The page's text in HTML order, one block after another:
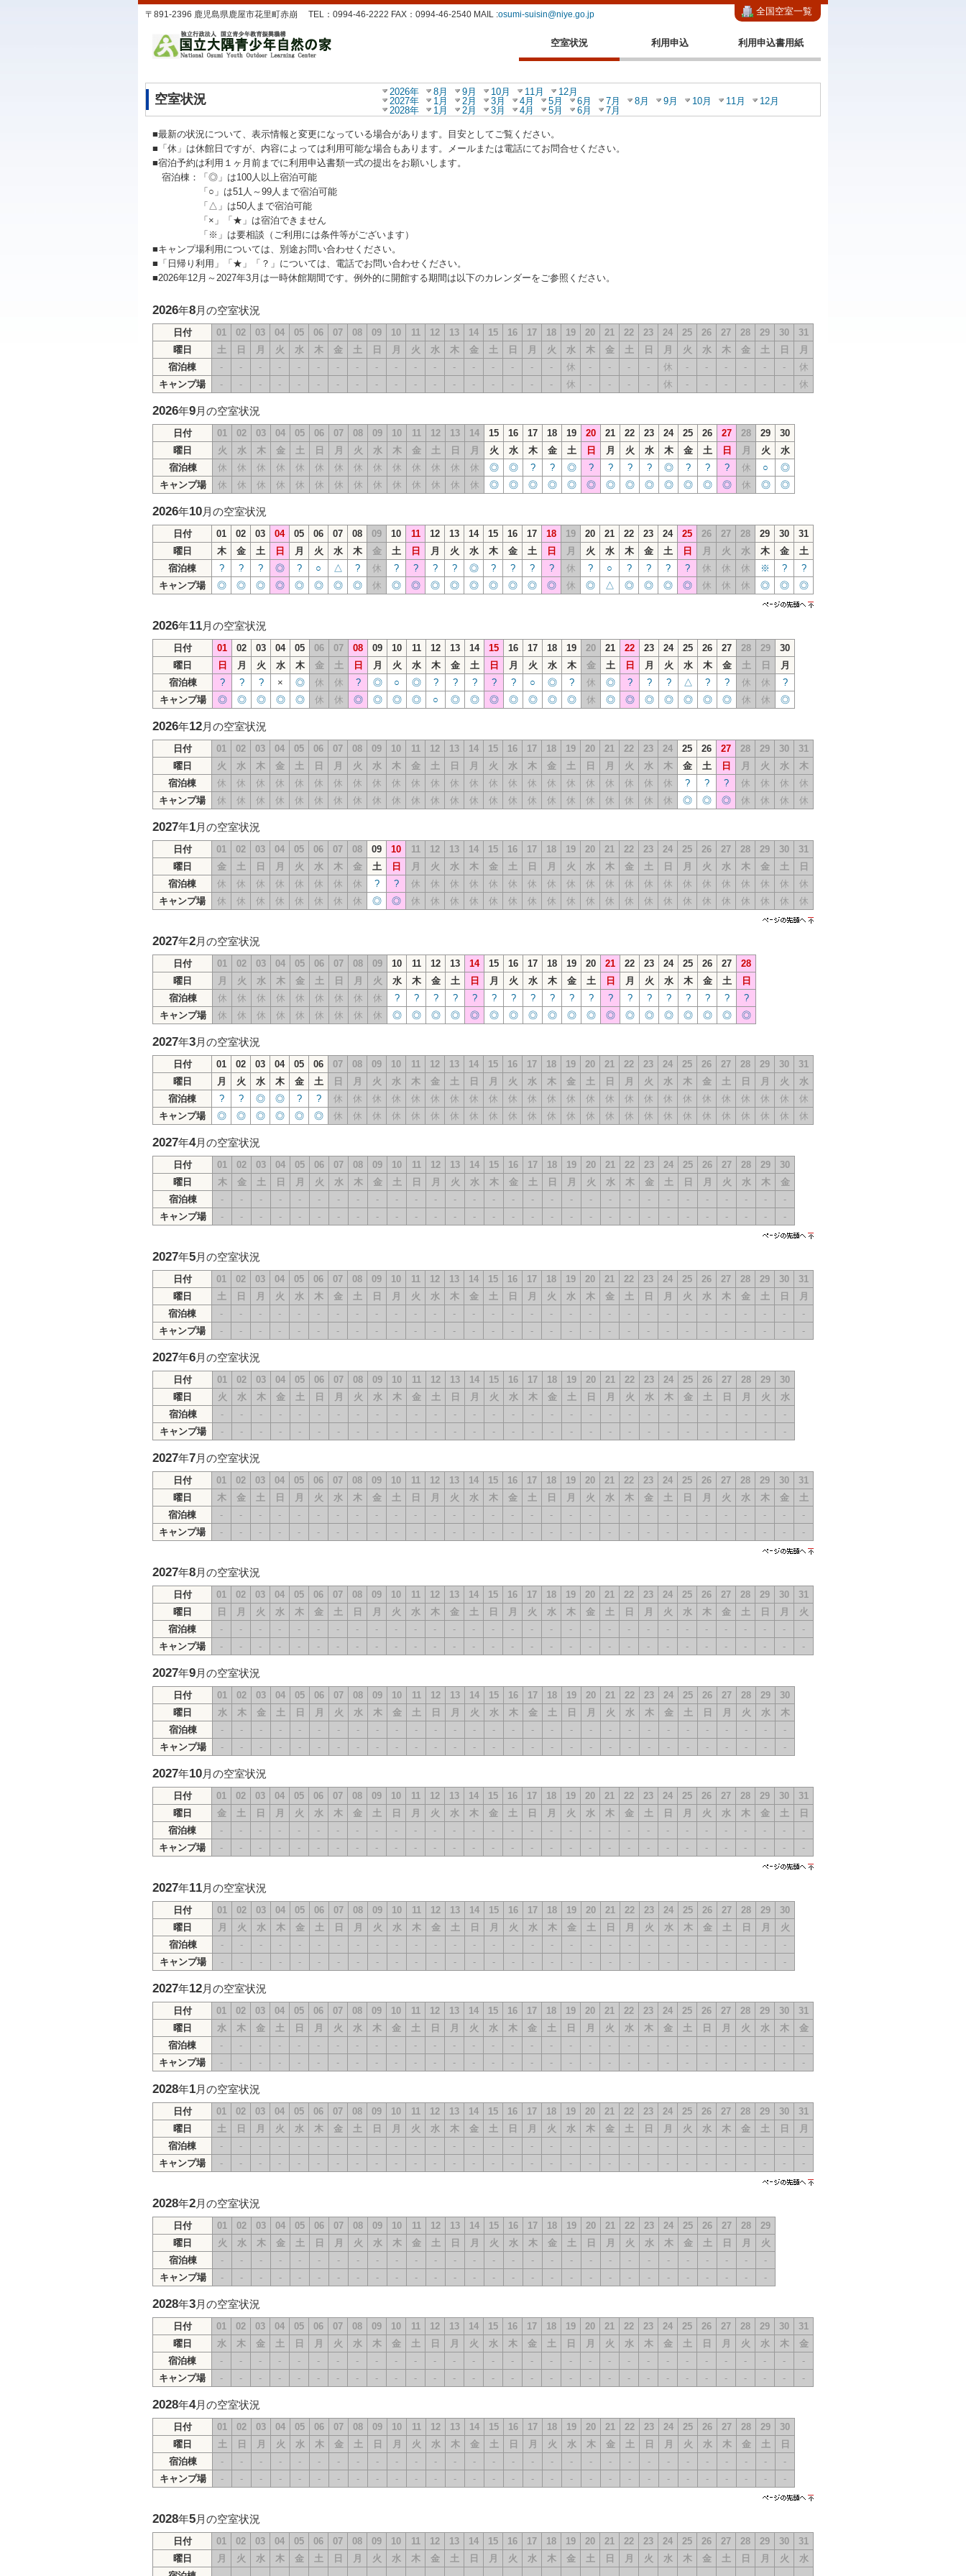
全国空室一覧
〒891-2396 鹿児島県鹿屋市花里町赤崩 TEL：0994-46-2222 FAX：0994-46-2540 MAIL :osumi-suisin@niye.go.jp
空室状況 利用申込 利用申込書用紙
空室状況
2026年 8月 9月 10月 11月
12月
2027年
1月 2月 3月 4月 5月 6月 7月 8月 9月 10月 11月
12月
2028年
1月 2月 3月 4月 5月 6月 7月
■最新の状況について、表示情報と変更になっている場合があります。目安としてご覧ください。
■「休」は休館日ですが、内容によっては利用可能な場合もあります。メールまたは電話にてお問合せください。
■宿泊予約は利用１ヶ月前までに利用申込書類一式の提出をお願いします。
宿泊棟：「◎」は100人以上宿泊可能
「○」は51人～99人まで宿泊可能
「△」は50人まで宿泊可能
「×」「★」は宿泊できません
「※」は要相談（ご利用には条件等がございます）
■キャンプ場利用については、別途お問い合わせください。
■「日帰り利用」「★」「？」については、電話でお問い合わせください。
■2026年12月～2027年3月は一時休館期間です。例外的に開館する期間は以下のカレンダーをご参照ください。
2026年8月の空室状況
日付 01 02 03 04 05 06 07 08 09 10 11 12 13 14 15 16 17 18 19 20 21 22 23 24 25 26 27 28 29 30
31
曜日
土 日 月 火 水 木 金 土 日 月 火 水 木 金 土 日 月 火 水 木 金 土 日 月 火 水 木 金 土 日
月
宿泊棟
- - - - - - - - - - - - - - - - - - 休 - - - - 休 - - - - - -
休
キャンプ場
- - - - - - - - - - - - - - - - - - 休 - - - - 休 - - - - - - 休
2026年9月の空室状況
日付 01 02 03 04 05 06 07 08 09 10 11 12 13 14 15 16 17 18 19 20 21 22 23 24 25 26 27 28 29
30
曜日
火 水 木 金 土 日 月 火 水 木 金 土 日 月 火 水 木 金 土 日 月 火 水 木 金 土 日 月 火
水
宿泊棟
休 休 休 休 休 休 休 休 休 休 休 休 休 休 ◎ ◎ ? ? ◎ ? ? ? ? ◎ ? ? ? 休 ○
◎
キャンプ場
休 休 休 休 休 休 休 休 休 休 休 休 休 休 ◎ ◎ ◎ ◎ ◎ ◎ ◎ ◎ ◎ ◎ ◎ ◎ ◎ 休 ◎ ◎
2026年10月の空室状況
日付 01 02 03 04 05 06 07 08 09 10 11 12 13 14 15 16 17 18 19 20 21 22 23 24 25 26 27 28 29 30
31
曜日
木 金 土 日 月 火 水 木 金 土 日 月 火 水 木 金 土 日 月 火 水 木 金 土 日 月 火 水 木 金
土
宿泊棟
? ? ? ◎ ? ○ △ ? 休 ? ? ? ? ◎ ? ? ? ? 休 ? ○ ? ? ? ? 休 休 休 ※ ?
?
キャンプ場
◎ ◎ ◎ ◎ ◎ ◎ ◎ ◎ 休 ◎ ◎ ◎ ◎ ◎ ◎ ◎ ◎ ◎ 休 ◎ △ ◎ ◎ ◎ ◎ 休 休 休 ◎ ◎ ◎
2026年11月の空室状況
日付 01 02 03 04 05 06 07 08 09 10 11 12 13 14 15 16 17 18 19 20 21 22 23 24 25 26 27 28 29
30
曜日
日 月 火 水 木 金 土 日 月 火 水 木 金 土 日 月 火 水 木 金 土 日 月 火 水 木 金 土 日
月
宿泊棟
? ? ? × ◎ 休 休 ? ◎ ○ ◎ ? ? ? ? ? ○ ◎ ? 休 ◎ ? ? ? △ ? ? 休 休
?
キャンプ場
◎ ◎ ◎ ◎ ◎ 休 休 ◎ ◎ ◎ ◎ ○ ◎ ◎ ◎ ◎ ◎ ◎ ◎ 休 ◎ ◎ ◎ ◎ ◎ ◎ ◎ 休 休 ◎
2026年12月の空室状況
日付 01 02 03 04 05 06 07 08 09 10 11 12 13 14 15 16 17 18 19 20 21 22 23 24 25 26 27 28 29 30
31
曜日
火 水 木 金 土 日 月 火 水 木 金 土 日 月 火 水 木 金 土 日 月 火 水 木 金 土 日 月 火 水
木
宿泊棟
休 休 休 休 休 休 休 休 休 休 休 休 休 休 休 休 休 休 休 休 休 休 休 休 ? ? ? 休 休 休
休
キャンプ場
休 休 休 休 休 休 休 休 休 休 休 休 休 休 休 休 休 休 休 休 休 休 休 休 ◎ ◎ ◎ 休 休 休 休
2027年1月の空室状況
日付 01 02 03 04 05 06 07 08 09 10 11 12 13 14 15 16 17 18 19 20 21 22 23 24 25 26 27 28 29 30
31
曜日
金 土 日 月 火 水 木 金 土 日 月 火 水 木 金 土 日 月 火 水 木 金 土 日 月 火 水 木 金 土
日
宿泊棟
休 休 休 休 休 休 休 休 ? ? 休 休 休 休 休 休 休 休 休 休 休 休 休 休 休 休 休 休 休 休
休
キャンプ場
休 休 休 休 休 休 休 休 ◎ ◎ 休 休 休 休 休 休 休 休 休 休 休 休 休 休 休 休 休 休 休 休 休
2027年2月の空室状況
日付 01 02 03 04 05 06 07 08 09 10 11 12 13 14 15 16 17 18 19 20 21 22 23 24 25 26 27
28
曜日
月 火 水 木 金 土 日 月 火 水 木 金 土 日 月 火 水 木 金 土 日 月 火 水 木 金 土
日
宿泊棟
休 休 休 休 休 休 休 休 休 ? ? ? ? ? ? ? ? ? ? ? ? ? ? ? ? ? ?
?
キャンプ場
休 休 休 休 休 休 休 休 休 ◎ ◎ ◎ ◎ ◎ ◎ ◎ ◎ ◎ ◎ ◎ ◎ ◎ ◎ ◎ ◎ ◎ ◎ ◎
2027年3月の空室状況
日付 01 02 03 04 05 06 07 08 09 10 11 12 13 14 15 16 17 18 19 20 21 22 23 24 25 26 27 28 29 30
31
曜日
月 火 水 木 金 土 日 月 火 水 木 金 土 日 月 火 水 木 金 土 日 月 火 水 木 金 土 日 月 火
水
宿泊棟
? ? ◎ ◎ ? ? 休 休 休 休 休 休 休 休 休 休 休 休 休 休 休 休 休 休 休 休 休 休 休 休
休
キャンプ場
◎ ◎ ◎ ◎ ◎ ◎ 休 休 休 休 休 休 休 休 休 休 休 休 休 休 休 休 休 休 休 休 休 休 休 休 休
2027年4月の空室状況
日付 01 02 03 04 05 06 07 08 09 10 11 12 13 14 15 16 17 18 19 20 21 22 23 24 25 26 27 28 29
30
曜日
木 金 土 日 月 火 水 木 金 土 日 月 火 水 木 金 土 日 月 火 水 木 金 土 日 月 火 水 木
金
宿泊棟
- - - - - - - - - - - - - - - - - - - - - - - - - - - - -
-
キャンプ場
- - - - - - - - - - - - - - - - - - - - - - - - - - - - - -
2027年5月の空室状況
日付 01 02 03 04 05 06 07 08 09 10 11 12 13 14 15 16 17 18 19 20 21 22 23 24 25 26 27 28 29 30
31
曜日
土 日 月 火 水 木 金 土 日 月 火 水 木 金 土 日 月 火 水 木 金 土 日 月 火 水 木 金 土 日
月
宿泊棟
- - - - - - - - - - - - - - - - - - - - - - - - - - - - - -
-
キャンプ場
- - - - - - - - - - - - - - - - - - - - - - - - - - - - - - -
2027年6月の空室状況
日付 01 02 03 04 05 06 07 08 09 10 11 12 13 14 15 16 17 18 19 20 21 22 23 24 25 26 27 28 29
30
曜日
火 水 木 金 土 日 月 火 水 木 金 土 日 月 火 水 木 金 土 日 月 火 水 木 金 土 日 月 火
水
宿泊棟
- - - - - - - - - - - - - - - - - - - - - - - - - - - - -
-
キャンプ場
- - - - - - - - - - - - - - - - - - - - - - - - - - - - - -
2027年7月の空室状況
日付 01 02 03 04 05 06 07 08 09 10 11 12 13 14 15 16 17 18 19 20 21 22 23 24 25 26 27 28 29 30
31
曜日
木 金 土 日 月 火 水 木 金 土 日 月 火 水 木 金 土 日 月 火 水 木 金 土 日 月 火 水 木 金
土
宿泊棟
- - - - - - - - - - - - - - - - - - - - - - - - - - - - - -
-
キャンプ場
- - - - - - - - - - - - - - - - - - - - - - - - - - - - - - -
2027年8月の空室状況
日付 01 02 03 04 05 06 07 08 09 10 11 12 13 14 15 16 17 18 19 20 21 22 23 24 25 26 27 28 29 30
31
曜日
日 月 火 水 木 金 土 日 月 火 水 木 金 土 日 月 火 水 木 金 土 日 月 火 水 木 金 土 日 月
火
宿泊棟
- - - - - - - - - - - - - - - - - - - - - - - - - - - - - -
-
キャンプ場
- - - - - - - - - - - - - - - - - - - - - - - - - - - - - - -
2027年9月の空室状況
日付 01 02 03 04 05 06 07 08 09 10 11 12 13 14 15 16 17 18 19 20 21 22 23 24 25 26 27 28 29
30
曜日
水 木 金 土 日 月 火 水 木 金 土 日 月 火 水 木 金 土 日 月 火 水 木 金 土 日 月 火 水
木
宿泊棟
- - - - - - - - - - - - - - - - - - - - - - - - - - - - -
-
キャンプ場
- - - - - - - - - - - - - - - - - - - - - - - - - - - - - -
2027年10月の空室状況
日付 01 02 03 04 05 06 07 08 09 10 11 12 13 14 15 16 17 18 19 20 21 22 23 24 25 26 27 28 29 30
31
曜日
金 土 日 月 火 水 木 金 土 日 月 火 水 木 金 土 日 月 火 水 木 金 土 日 月 火 水 木 金 土
日
宿泊棟
- - - - - - - - - - - - - - - - - - - - - - - - - - - - - -
-
キャンプ場
- - - - - - - - - - - - - - - - - - - - - - - - - - - - - - -
2027年11月の空室状況
日付 01 02 03 04 05 06 07 08 09 10 11 12 13 14 15 16 17 18 19 20 21 22 23 24 25 26 27 28 29
30
曜日
月 火 水 木 金 土 日 月 火 水 木 金 土 日 月 火 水 木 金 土 日 月 火 水 木 金 土 日 月
火
宿泊棟
- - - - - - - - - - - - - - - - - - - - - - - - - - - - -
-
キャンプ場
- - - - - - - - - - - - - - - - - - - - - - - - - - - - - -
2027年12月の空室状況
日付 01 02 03 04 05 06 07 08 09 10 11 12 13 14 15 16 17 18 19 20 21 22 23 24 25 26 27 28 29 30
31
曜日
水 木 金 土 日 月 火 水 木 金 土 日 月 火 水 木 金 土 日 月 火 水 木 金 土 日 月 火 水 木
金
宿泊棟
- - - - - - - - - - - - - - - - - - - - - - - - - - - - - -
-
キャンプ場
- - - - - - - - - - - - - - - - - - - - - - - - - - - - - - -
2028年1月の空室状況
日付 01 02 03 04 05 06 07 08 09 10 11 12 13 14 15 16 17 18 19 20 21 22 23 24 25 26 27 28 29 30
31
曜日
土 日 月 火 水 木 金 土 日 月 火 水 木 金 土 日 月 火 水 木 金 土 日 月 火 水 木 金 土 日
月
宿泊棟
- - - - - - - - - - - - - - - - - - - - - - - - - - - - - -
-
キャンプ場
- - - - - - - - - - - - - - - - - - - - - - - - - - - - - - -
2028年2月の空室状況
日付 01 02 03 04 05 06 07 08 09 10 11 12 13 14 15 16 17 18 19 20 21 22 23 24 25 26 27 28
29
曜日
火 水 木 金 土 日 月 火 水 木 金 土 日 月 火 水 木 金 土 日 月 火 水 木 金 土 日 月
火
宿泊棟
- - - - - - - - - - - - - - - - - - - - - - - - - - - -
-
キャンプ場
- - - - - - - - - - - - - - - - - - - - - - - - - - - - -
2028年3月の空室状況
日付 01 02 03 04 05 06 07 08 09 10 11 12 13 14 15 16 17 18 19 20 21 22 23 24 25 26 27 28 29 30
31
曜日
水 木 金 土 日 月 火 水 木 金 土 日 月 火 水 木 金 土 日 月 火 水 木 金 土 日 月 火 水 木
金
宿泊棟
- - - - - - - - - - - - - - - - - - - - - - - - - - - - - -
-
キャンプ場
- - - - - - - - - - - - - - - - - - - - - - - - - - - - - - -
2028年4月の空室状況
日付 01 02 03 04 05 06 07 08 09 10 11 12 13 14 15 16 17 18 19 20 21 22 23 24 25 26 27 28 29
30
曜日
土 日 月 火 水 木 金 土 日 月 火 水 木 金 土 日 月 火 水 木 金 土 日 月 火 水 木 金 土
日
宿泊棟
- - - - - - - - - - - - - - - - - - - - - - - - - - - - -
-
キャンプ場
- - - - - - - - - - - - - - - - - - - - - - - - - - - - - -
2028年5月の空室状況
日付 01 02 03 04 05 06 07 08 09 10 11 12 13 14 15 16 17 18 19 20 21 22 23 24 25 26 27 28 29 30
31
曜日
月 火 水 木 金 土 日 月 火 水 木 金 土 日 月 火 水 木 金 土 日 月 火 水 木 金 土 日 月 火
水